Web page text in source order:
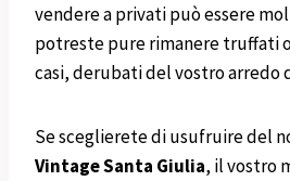
vendere a privati può essere
potreste pure rimanere truffati
casi, derubati del vostro arredo
Se sceglierete di usufruire del
VintageSanta Giulia, il vostro